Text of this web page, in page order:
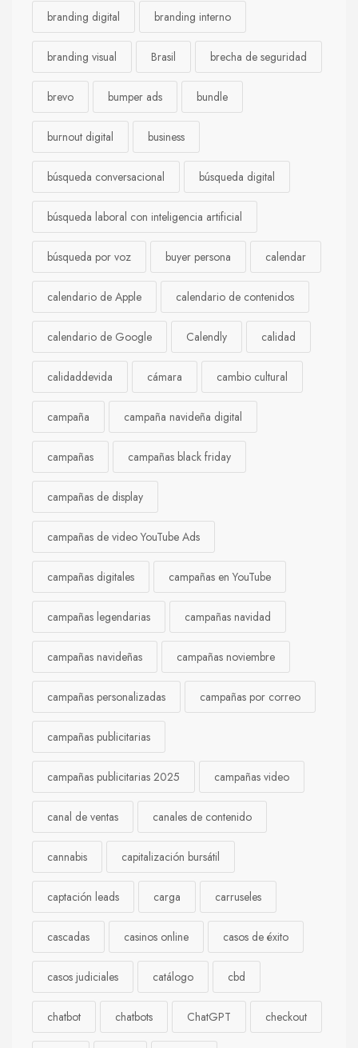
branding digital branding interno
branding visual Brasil brecha de seguridad
brevo bumper ads bundle
burnout digital business
búsqueda conversacional búsqueda digital
búsqueda laboral con inteligencia artificial
búsqueda por voz buyer persona calendar
calendario de Apple calendario de contenidos
calendario de Google Calendly calidad
calidaddevida cámara cambio cultural
campaña campaña navideña digital
campañas campañas black friday
campañas de display
campañas de video YouTube Ads
campañas digitales campañas en YouTube
campañas legendarias campañas navidad
campañas navideñas campañas noviembre
campañas personalizadas campañas por correo
campañas publicitarias
campañas publicitarias 2025 campañas video
canal de ventas canales de contenido
cannabis capitalización bursátil
captación leads carga carruseles
cascadas casinos online casos de éxito
casos judiciales catálogo cbd
chatbot chatbots ChatGPT checkout